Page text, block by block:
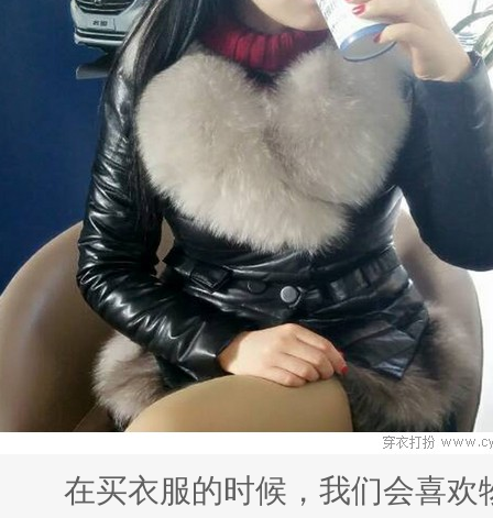
在买衣服的时候，我们会喜欢